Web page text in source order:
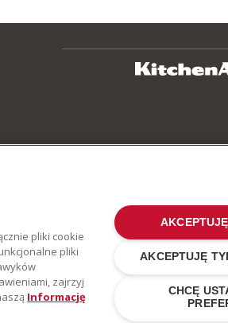
pliki cookie
pliki
zajrzyj
Informację
CHCĘ
AKCEPTUJĘ